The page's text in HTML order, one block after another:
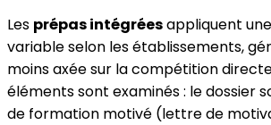
Les prépas intégréesappliquent
variable selon les établissements,
moins axée sur la compétition
éléments sont examinés : le dossier
de formation motivé (lettre de